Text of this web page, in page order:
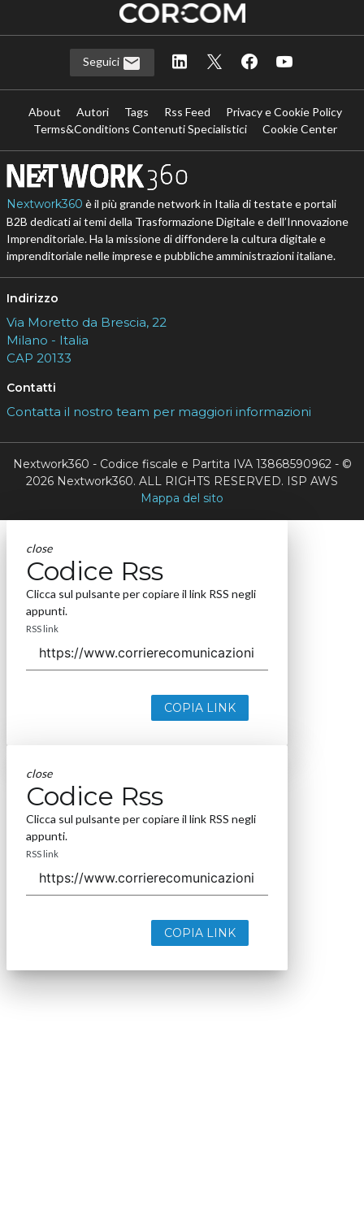
Seguici
About Autori Tags Rss Feed
Privacy e Cookie Policy
Terms&Conditions Contenuti Specialistici
Cookie Center
Nextwork360 è il più grande network in Italia di testate e portali
B2B dedicati ai temi della Trasformazione Digitale e dell’Innovazione
Imprenditoriale. Ha la missione di diffondere la cultura digitale e
imprenditoriale nelle imprese e pubbliche amministrazioni italiane.
Indirizzo
Via Moretto da Brescia, 22
Milano - Italia
CAP 20133
Contatti
Contatta il nostro team per maggiori informazioni
Nextwork360 - Codice fiscale e Partita IVA 13868590962 - ©
2026 Nextwork360. ALL RIGHTS RESERVED. ISP AWS
Mappa del sito
close
Codice Rss
Clicca sul pulsante per copiare il link RSS negli
appunti.
RSS link
COPIA LINK
close
Codice Rss
Clicca sul pulsante per copiare il link RSS negli
appunti.
RSS link
COPIA LINK